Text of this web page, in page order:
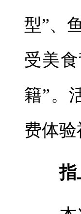
型”、
受美
籍”。
费体验
指上